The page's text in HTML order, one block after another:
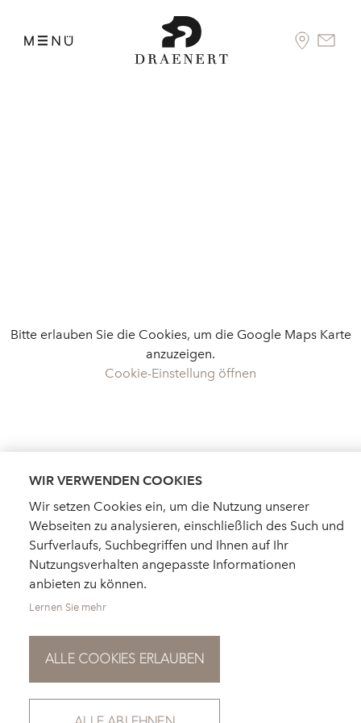
Bitte erlauben Sie die Cookies, um die Google Maps Karte
anzuzeigen.
Cookie-Einstellung öffnen
HÄNDLERSUCHE
KATALOGBESTELLUNG
NEWSLETTER
WIR VERWENDEN COOKIES
Wir setzen Cookies ein, um die Nutzung unserer
Webseiten zu analysieren, einschließlich des Such und
Surfverlaufs, Suchbegriffen und Ihnen auf Ihr
Nutzungsverhalten angepasste Informationen
anbieten zu können.
Lernen Sie mehr
ALLE COOKIES ERLAUBEN